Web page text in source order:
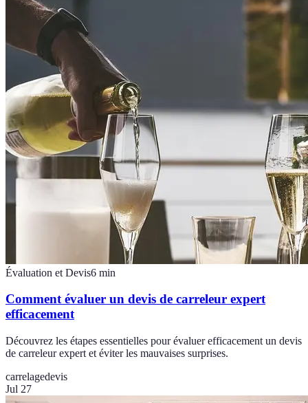
Évaluation et Devis6 min
Comment évaluer un devis de carreleur expert
efficacement
Découvrez les étapes essentielles pour évaluer efficacement un devis
de carreleur expert et éviter les mauvaises surprises.
carrelagedevis
Jul 27